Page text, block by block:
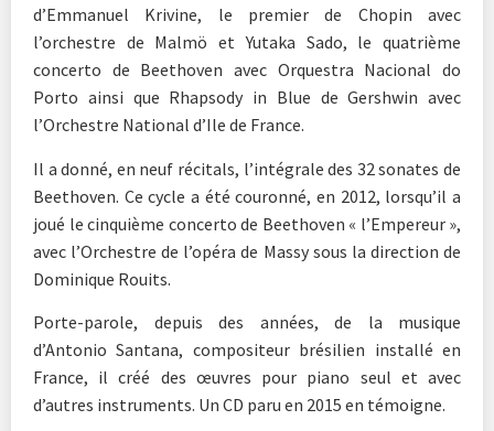
d’Emmanuel Krivine, le premier de Chopin avec
l’orchestre de Malmö et Yutaka Sado, le quatrième
concerto de Beethoven avec Orquestra Nacional do
Porto ainsi que Rhapsody in Blue de Gershwin avec
l’Orchestre National d’Ile de France.
Il a donné, en neuf récitals, l’intégrale des 32 sonates de
Beethoven. Ce cycle a été couronné, en 2012, lorsqu’il a
joué le cinquième concerto de Beethoven « l’Empereur »,
avec l’Orchestre de l’opéra de Massy sous la direction de
Dominique Rouits.
Porte-parole, depuis des années, de la musique
d’Antonio Santana, compositeur brésilien installé en
France, il créé des œuvres pour piano seul et avec
d’autres instruments. Un CD paru en 2015 en témoigne.